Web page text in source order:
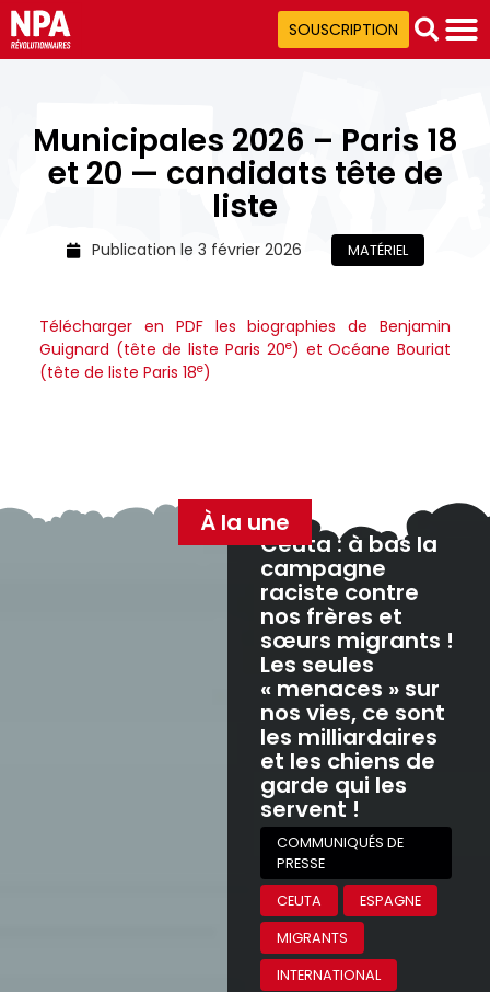
SOUSCRIPTION
Municipales 2026 – Paris 18
et 20 — candidats tête de
liste
Publication le 3 février 2026 MATÉRIEL
Télécharger en PDF les biographies de Benjamin
Guignard (tête de liste Paris 20e) et Océane Bouriat
(tête de liste Paris 18e)
À la une
Ceuta : à bas la
campagne
raciste contre
nos frères et
sœurs migrants !
Les seules
« menaces » sur
nos vies, ce sont
les milliardaires
et les chiens de
garde qui les
servent !
COMMUNIQUÉS DE
PRESSE
CEUTA
ESPAGNE
MIGRANTS
INTERNATIONAL